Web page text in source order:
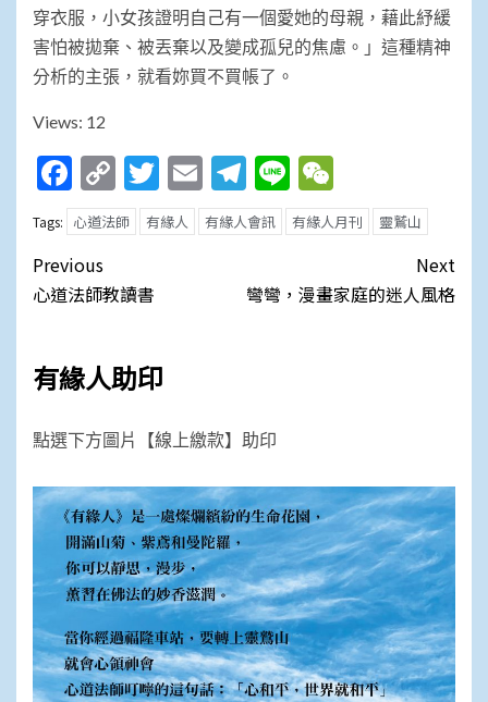
穿衣服，小女孩證明自己有一個愛她的母親，藉此紓緩
害怕被拋棄、被丟棄以及變成孤兒的焦慮。」這種精神
分析的主張，就看妳買不買帳了。
Views: 12
Facebook
Copy
Link
Twitter
EmailTelegram
Line
Tags: 心道法師 有緣人 有緣人會訊 有緣人月刊 靈鷲山
Post
navigation
Previous
心道法師教讀書
Next
彎彎，漫畫家庭的迷人風格
有緣人助印
點選下方圖片【線上繳款】助印